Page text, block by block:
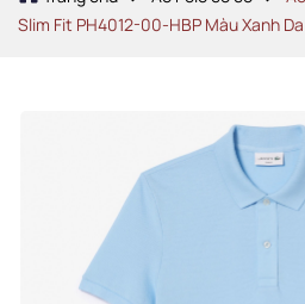
Slim Fit PH4012-00-HBP Màu Xanh